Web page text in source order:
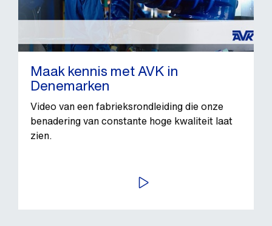
Maak kennis met AVK in
Denemarken
Video van een fabrieksrondleiding die onze
benadering van constante hoge kwaliteit laat
zien.
BEKIJK VIDEO